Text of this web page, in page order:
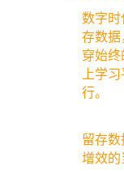
数字时
存数据
穿始
上学
行。
留存
增效的